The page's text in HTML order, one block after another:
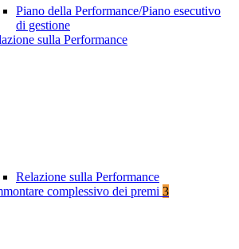
Piano della Performance/Piano esecutivo
di gestione
sulla Performance
Relazione sulla Performance
complessivo dei premi 3